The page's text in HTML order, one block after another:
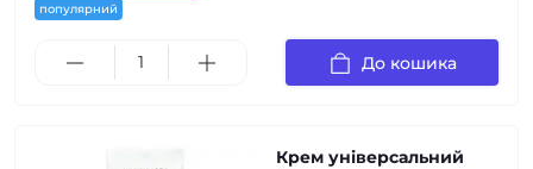
популярний
До кошика
Крем універсальний